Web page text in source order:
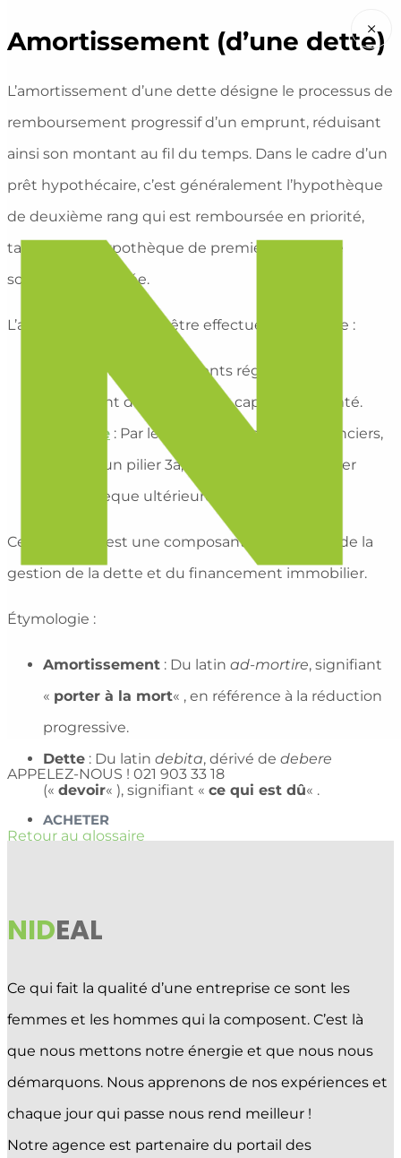
APPELEZ-NOUS ! 021 903 33 18
ACHETER
Amortissement (d’une dette)
L’amortissement d’une dette désigne le processus de
remboursement progressif d’un emprunt, réduisant
ainsi son montant au fil du temps. Dans le cadre d’un
prêt hypothécaire, c’est généralement l’hypothèque
de deuxième rang qui est remboursée en priorité,
tandis que l’hypothèque de premier rang reste
souvent inchangée.
L’amortissement peut être effectué de manière :
: Par des paiements réguliers qui
diminuent directement le capital emprunté.
Indirecte : Par le biais de placements financiers,
comme un pilier 3a, utilisé pour rembourser
l’hypothèque ultérieurement.
Ce processus est une composante essentielle de la
gestion de la dette et du financement immobilier.
Étymologie :
Amortissement : Du latin ad-mortire, signifiant
« porter à la mort« , en référence à la réduction
progressive.
Dette : Du latin debita, dérivé de debere
(« devoir« ), signifiant « ce qui est dû« .
Retour au glossaire
NIDEAL
Ce qui fait la qualité d’une entreprise ce sont les
femmes et les hommes qui la composent. C’est là
que nous mettons notre énergie et que nous nous
démarquons. Nous apprenons de nos expériences et
chaque jour qui passe nous rend meilleur !
Notre agence est partenaire du portail des
×